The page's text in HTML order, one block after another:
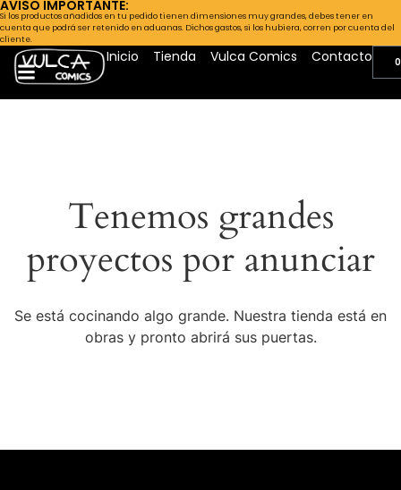
AVISO IMPORTANTE:
Si los productos añadidos en tu pedido tienen dimensiones muy grandes, debes tener en
cuenta que podrá ser retenido en aduanas. Dichos gastos, si los hubiera, corren por cuenta del
cliente.
Inicio Tienda Vulca Comics Contacto
Tenemos grandes
proyectos por anunciar
Se está cocinando algo grande. Nuestra tienda está en
obras y pronto abrirá sus puertas.